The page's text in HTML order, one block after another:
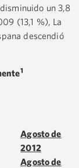
un 3,8
(13,1 %), La
descendió
1
Agosto de
2012
Agosto de